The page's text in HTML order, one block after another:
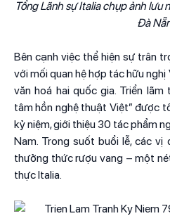
Tổng Lãnh sự Italia chụp ảnh lưu
Đà
Bên cạnh việc thể hiện sự trân
với mối quan hệ hợp tác hữu nghị
văn hoá hai quốc gia. Triển lãm
tâm hồn nghệ thuật Việt” được
kỷ niệm, giới thiệu 30 tác phẩm
Nam. Trong suốt buổi lễ, các
thưởng thức rượu vang – một
thực Italia.